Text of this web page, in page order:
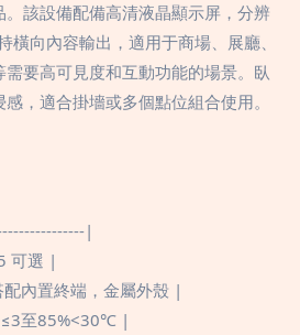
。該設備配備高清液晶顯示屏，分辨
容輸出，適用于商場、展廳、
等需要高可見度和互動功能的場景。臥
，適合掛墻或多個點位組合使用。
|
可選 |
置終端，金屬外殼 |
≤3至85%<30℃ |